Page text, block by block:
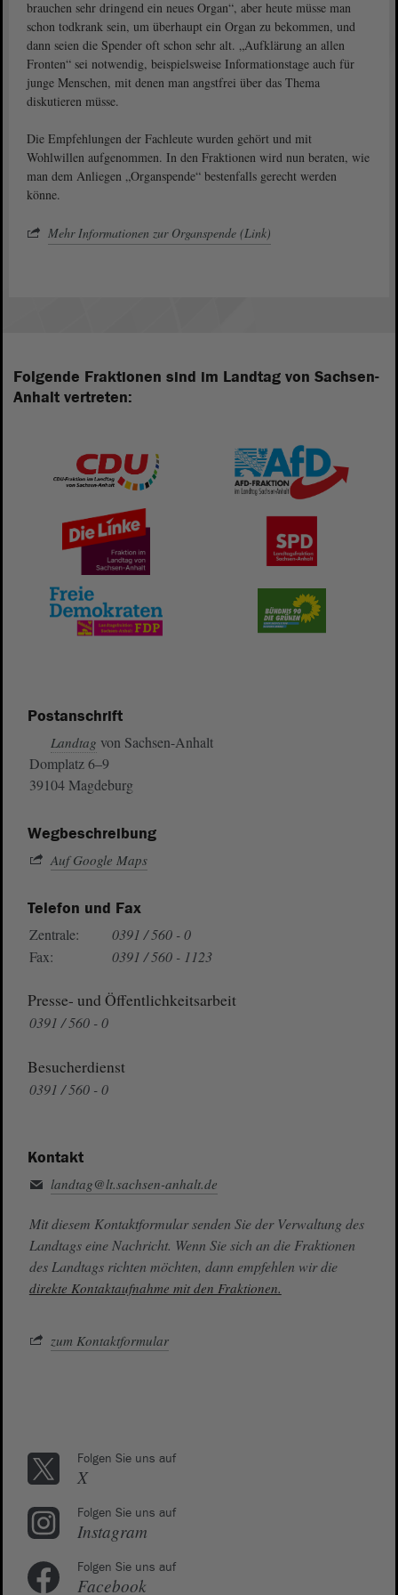
brauchen sehr dringend ein neues Organ“, aber heute müsse man
schon todkrank sein, um überhaupt ein Organ zu bekommen, und
dann seien die Spender oft schon sehr alt. „Aufklärung an allen
Fronten“ sei notwendig, beispielsweise Informationstage auch für
junge Menschen, mit denen man angstfrei über das Thema
diskutieren müsse.
Die Empfehlungen der Fachleute wurden gehört und mit
Wohlwillen aufgenommen. In den Fraktionen wird nun beraten, wie
man dem Anliegen „Organspende“ bestenfalls gerecht werden
könne.
Mehr Informationen zur Organspende (Link)
Folgende Fraktionen sind im Landtag von Sachsen-
Anhalt vertreten:
Postanschrift
Landtag von Sachsen-Anhalt
Domplatz 6–9
39104 Magdeburg
Wegbeschreibung
Auf Google Maps
Telefon und Fax
Zentrale:
0391 / 560 - 0
Fax:
0391 / 560 - 1123
Presse- und Öffentlichkeitsarbeit
0391 / 560 - 0
Besucherdienst
0391 / 560 - 0
Kontakt
landtag@lt.sachsen-anhalt.de
Mit diesem Kontaktformular senden Sie der Verwaltung des
Landtags eine Nachricht. Wenn Sie sich an die Fraktionen
des Landtags richten möchten, dann empfehlen wir die
direkte Kontaktaufnahme mit den Fraktionen.
zum Kontaktformular
Folgen Sie uns auf
X
Folgen Sie uns auf
Instagram
Folgen Sie uns auf
Facebook